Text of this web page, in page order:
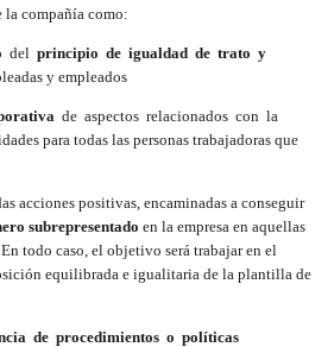
la compañía como:
del principio de igualdad de trato y
y empleados
de aspectos relacionados con la
para todas las personas trabajadoras que
acciones positivas, encaminadas a conseguir
subrepresentado en la empresa en aquellas
todo caso, el objetivo será trabajar en el
equilibrada e igualitaria de la plantilla de
de procedimientos o políticas